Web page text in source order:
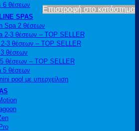
Επιστροφή στο κατάστημα
6 θέσεων
SPAS
Spa 2 θέσεων
2-3 θέσεων – TOP SELLER
3 θέσεων – TOP SELLER
θέσεων
θέσεων – TOP SELLER
5 θέσεων
pool με υπερχείλιση